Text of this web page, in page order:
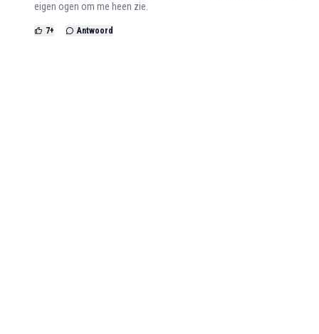
eigen ogen om me heen zie.
7+ Antwoord